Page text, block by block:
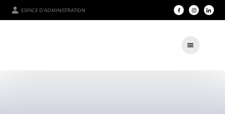
ESPACE D'ADMINISTRATION